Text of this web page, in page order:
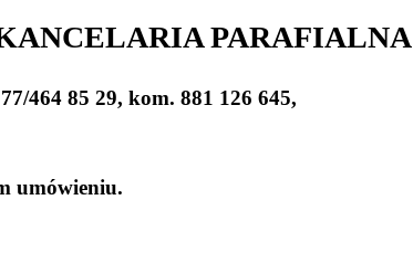
PARAFIALNA
464 85 29, kom. 881 126 645,
umówieniu.